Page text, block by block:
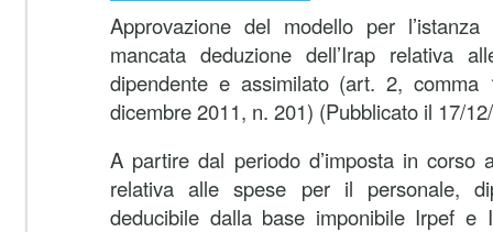
Approvazione del modello per
mancata deduzione dell’Irap relativa
dipendente e assimilato (art. 2, comma
dicembre 2011, n. 201) (Pubblicato il 17/
A partire dal periodo d’imposta in corso
relativa alle spese per il personale,
deducibile dalla base imponibile Irpef